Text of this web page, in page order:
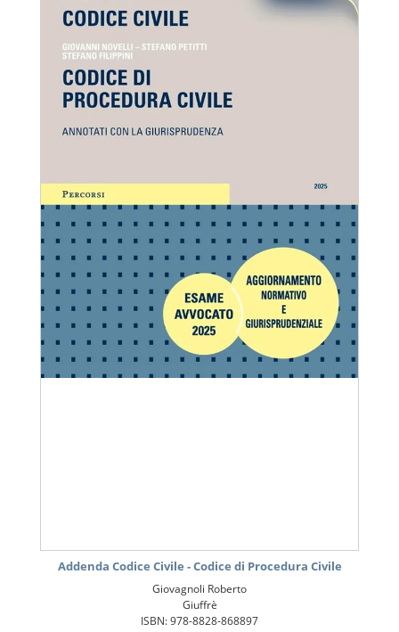
Addenda Codice Civile - Codice di Procedura Civile
Giovagnoli Roberto
Giuffrè
ISBN: 978-8828-868897